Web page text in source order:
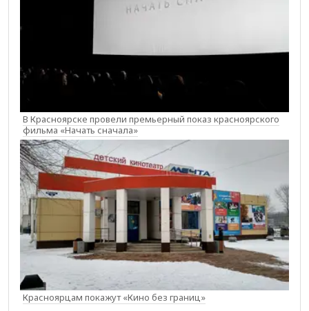
В Красноярске провели премьерный показ красноярского
фильма «Начать сначала»
Красноярцам покажут «Кино без границ»